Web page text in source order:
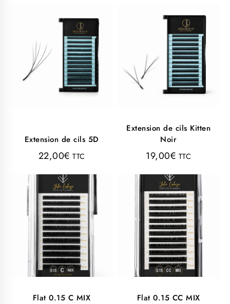
Extension de cils 5D
22,00€ TTC
Extension de cils Kitten
Noir
19,00€ TTC
Flat 0.15 C MIX Flat 0.15 CC MIX